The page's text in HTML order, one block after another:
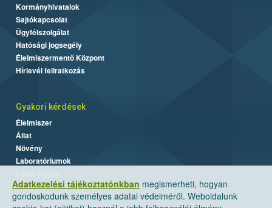
Adatkezelési tájékoztatónkban megismerheti, hogyan
gondoskodunk személyes adatai védelméről. Weboldalunk
Kormányhivatalok
Sajtókapcsolat
Ügyfélszolgálat
Hatósági jogsegély
Élelmiszermentő Központ
Hírlevél feliratkozás
Gyakori kérdések
Élelmiszer
Állat
Növény
Laboratóriumok